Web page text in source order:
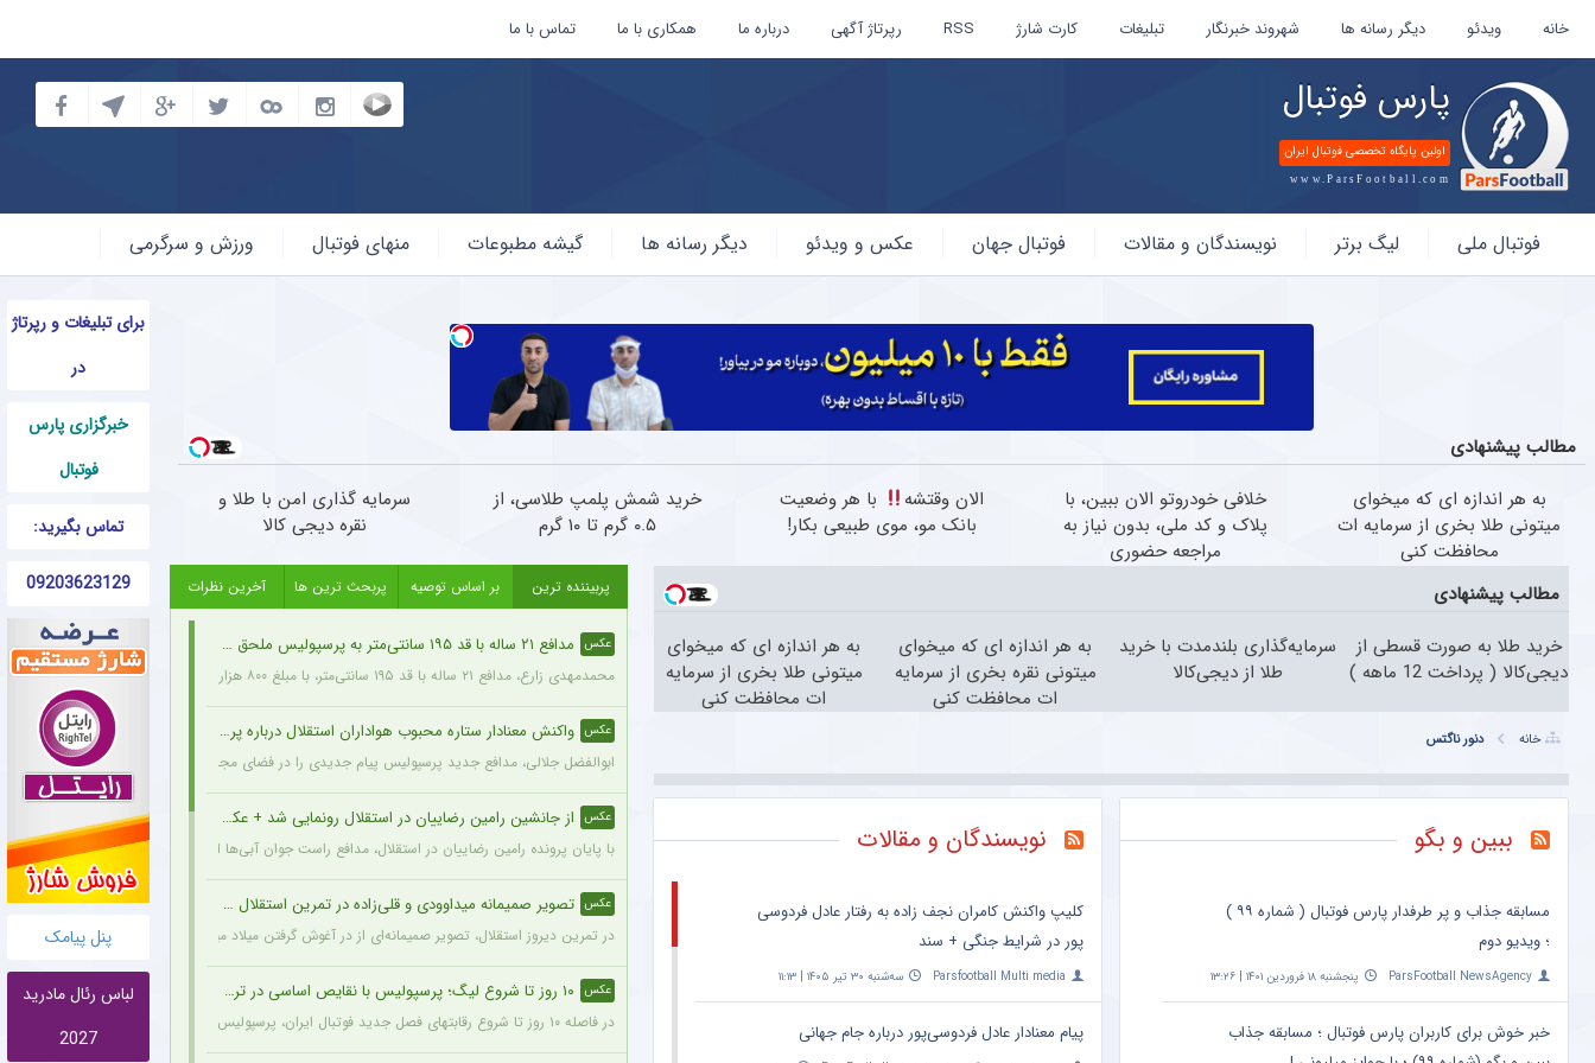
خانه ویدئو دیگر رسانه ها شهروند خبرنگار تبلیغات کارت شارژ RSS رپرتاژ آگهی درباره ما همکاری با ما تماس با ما
پارس فوتبال
اولین پایگاه تخصصی فوتبال ایران
www.ParsFootball.com
فوتبال
فوتبال ملی لیگ برتر نویسندگان و مقالات فوتبال جهان عکس و ویدئو دیگر رسانه ها گیشه مطبوعات منهای فوتبال ورزش و سرگرمی
برای تبلیغات و رپرتاژ
در
خبرگزاری پارس
فوتبال
تماس بگیرید:
09203623129
پنل پیامک
لباس رئال مادرید
2027
مطالب پیشنهادی
به هر اندازه ای که میخوای
میتونی طلا بخری از سرمایه ات
محافظت کنی
خلافی خودروتو الان ببین، با
پلاک و کد ملی، بدون نیاز به
مراجعه حضوری
الان وقتشه
با هر وضعیت
بانک مو، موی طبیعی بکار!
خرید شمش پلمپ طلاسی، از
۰.۵ گرم تا ۱۰ گرم
سرمایه گذاری امن با طلا و
نقره دیجی کالا
مطالب پیشنهادی
خرید طلا به صورت قسطی از
دیجی‌کالا ( پرداخت 12 ماهه )
سرمایه‌گذاری بلندمدت با خرید
طلا از دیجی‌کالا
به هر اندازه ای که میخوای
میتونی نقره بخری از سرمایه
ات محافظت کنی
به هر اندازه ای که میخوای
میتونی طلا بخری از سرمایه
ات محافظت کنی
خانه دنور ناگتس
ببین و بگو
مسابقه جذاب و پر طرفدار پارس فوتبال ( شماره ۹۹ )
؛ ویدیو دوم
ParsFootball NewsAgency پنجشنبه ۱۸ فروردین ۱۴۰۱ | ۱۳:۲۶
خبر خوش برای کاربران پارس فوتبال ؛ مسابقه جذاب
نویسندگان و مقالات
کلیپ واکنش کامران نجف زاده به رفتار عادل فردوسی
پور در شرایط جنگی + سند
Parsfootball Multi media سه‌شنبه ۳۰ تیر ۱۴۰۵ | ۱۱:۱۳
پیام معنادار عادل فردوسی‌پور درباره جام جهانی
پربیننده ترین بر اساس توصیه پربحث ترین ها آخرین نظرات
عکس مدافع ۲۱ ساله با قد ۱۹۵ سانتی‌متر به پرسپولیس ملحق شد + عکس
محمدمهدی زارع، مدافع ۲۱ ساله با قد ۱۹۵ سانتی‌متر، با مبلغ ۸۰۰ هزار دلار از اخمت گروژنی به پرسپولیس پیوست.
عکس واکنش معنادار ستاره محبوب هواداران استقلال درباره پرسپولیس + عکس
ابوالفضل جلالی، مدافع جدید پرسپولیس پیام جدیدی را در فضای مجازی به اشتراک گذاشت: تمام قلبم
عکس از جانشین رامین رضاییان در استقلال رونمایی شد + عکس
با پایان پرونده رامین رضاییان در استقلال، مدافع راست جوان آبی‌ها انگیزه بیشتری برای شروع فصل پیدا
عکس تصویر صمیمانه میداوودی و قلی‌زاده در تمرین استقلال + عکس
در تمرین دیروز استقلال، تصویر صمیمانه‌ای از در آغوش گرفتن میلاد میداوودی (مربی مهاجمان) و
عکس ۱۰ روز تا شروع لیگ؛ پرسپولیس با نقایص اساسی در ترکیب + عکس
در فاصله ۱۰ روز تا شروع رقابتهای فصل جدید فوتبال ایران، پرسپولیس پنج جای خالی در فهرست بزرگسالان خود می‌بیند و البته نقایصی که در صورت عدم تکمیل تیم، میتواند آسیب بزرگی را در طول فصل به این تیم بزند. سرخپوشان در این پنجره نقل و انتقالات ۸ خرید را انجام دادند اما باتوجه به ضعف اسکواد فصل گذشته و همچنین کنار گذاشتن شش بازیکن، همچنان چند پست در تیم پرسپولیس خالی است.